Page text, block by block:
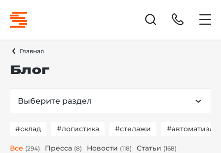
Главная
Блог
Выберите раздел
#склад #логистика #стелажи
Все (294) Пресса (8) Новости (118) Статьи (168)